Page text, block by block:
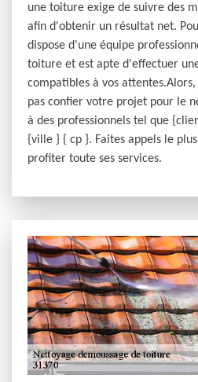
une toiture exige de suivre des
afin d'obtenir un résultat net.
dispose d'une équipe
toiture et est apte d'effectuer
compatibles à vos
pas confier votre projet pour le
à des professionnels tel que
{ville } { cp }. Faites appels le
profiter toute ses services.